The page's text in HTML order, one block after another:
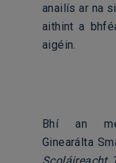
anailís ar na
aithint a
aigéin.
Bhí an
Ginearálta
Scoláireacht